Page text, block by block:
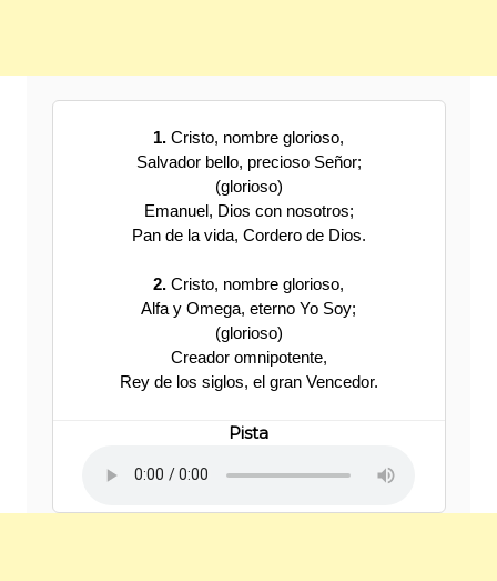
1. Cristo, nombre glorioso,
Salvador bello, precioso Señor;
(glorioso)
Emanuel, Dios con nosotros;
Pan de la vida, Cordero de Dios.
2. Cristo, nombre glorioso,
Alfa y Omega, eterno Yo Soy;
(glorioso)
Creador omnipotente,
Rey de los siglos, el gran Vencedor.
Pista